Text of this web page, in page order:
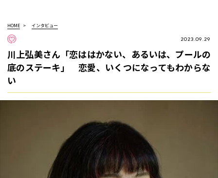
HOME インタビュー
2023.09.29
川上弘美さん「恋ははかない、あるいは、プールの
底のステーキ」 恋愛、いくつになってもわからな
い